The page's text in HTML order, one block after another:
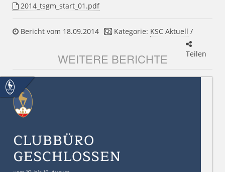
2014_tsgm_start_01.pdf
Bericht vom 18.09.2014 Kategorie: KSC Aktuell /
Teilen
WEITERE BERICHTE